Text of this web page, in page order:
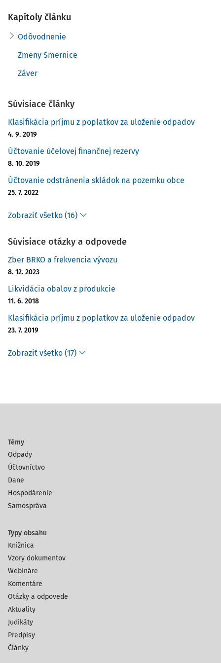
nebude sa zaoberať pôvodným návrhom, ktorý prešiel
určitými zmenami.
Odôvodnenie
Je tvorené zo 60 bodov, ktoré popisujú dôvody vedúce k
odvolávajúce sa na Európsku zelenú dohodu, Nový akčný
Kapitoly článku
Odôvodnenie
Zmeny Smernice
Záver
Súvisiace články
Klasifikácia príjmu z poplatkov za uloženie odpadov
4. 9. 2019
Účtovanie účelovej finančnej rezervy
8. 10. 2019
Účtovanie odstránenia skládok na pozemku obce
25. 7. 2022
Zobraziť všetko (16)
Súvisiace otázky a odpovede
Zber BRKO a frekvencia vývozu
8. 12. 2023
Likvidácia obalov z produkcie
11. 6. 2018
Klasifikácia príjmu z poplatkov za uloženie odpadov
23. 7. 2019
Zobraziť všetko (17)
Témy
Odpady
Účtovníctvo
Dane
Hospodárenie
Samospráva
Typy obsahu
Knižnica
Vzory dokumentov
Webináre
Komentáre
Otázky a odpovede
Aktuality
Judikáty
Predpisy
Články